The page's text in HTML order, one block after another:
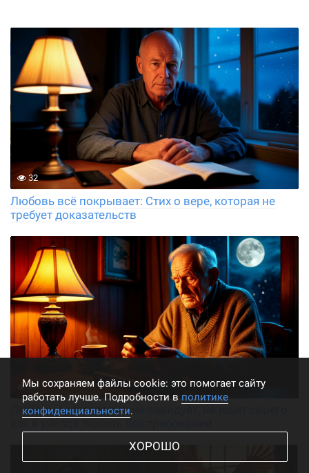
32
Любовь всё покрывает: Стих о вере, которая не
требует доказательств
49
Любовь долготерпит, не завидует, не ищет своего:
Мы cохраняем файлы cookie: это помогает сайту
работать лучше. Подробности в политике
конфиденциальности.
ХОРОШО